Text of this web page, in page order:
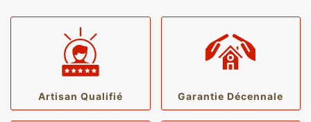
Artisan Qualifié Garantie Décennale